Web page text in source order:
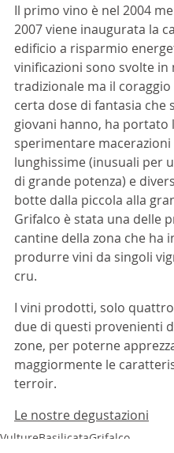
Il primo vino è nel 2004
2007 viene inaugurata la
edificio a risparmio
vinificazioni sono svolte in
tradizionale ma il coraggio
certa dose di fantasia che
giovani hanno, ha portato
sperimentare macerazioni
lunghissime (inusuali per
di grande potenza) e
botte dalla piccola alla
Grifalco è stata una delle
cantine della zona che ha
produrre vini da singoli
cru.
I vini prodotti, solo
due di questi provenienti
zone, per poterne
maggiormente le
terroir.
Le nostre degustazioni
VultureBasilicataGrifalco